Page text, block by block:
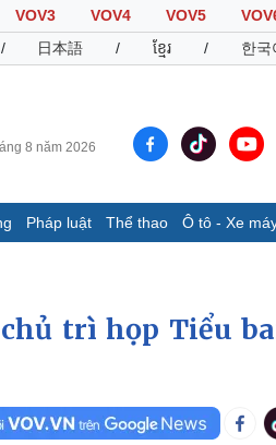
VOV3 VOV4 VOV5
/ 日本語 / ខ្មែរ / 한국
8 năm 2026
Pháp luật Thể thao Ô tô - Xe
đó đây
Ảnh
E-Magazine
trì họp Tiểu